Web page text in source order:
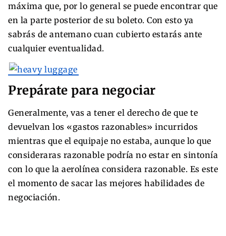
máxima que, por lo general se puede encontrar que
en la parte posterior de su boleto. Con esto ya
sabrás de antemano cuan cubierto estarás ante
cualquier eventualidad.
Prepárate para negociar
Generalmente, vas a tener el derecho de que te
devuelvan los «gastos razonables» incurridos
mientras que el equipaje no estaba, aunque lo que
consideraras razonable podría no estar en sintonía
con lo que la aerolínea considera razonable. Es este
el momento de sacar las mejores habilidades de
negociación.